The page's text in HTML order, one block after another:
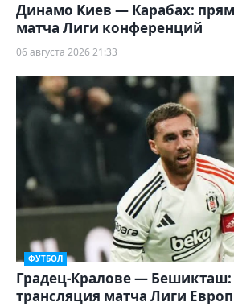
Динамо Киев — Карабах:
матча Лиги конференций
06 августа 2026 21:33
ФУТБОЛ
Градец-Кралове —
трансляция матча Лиги